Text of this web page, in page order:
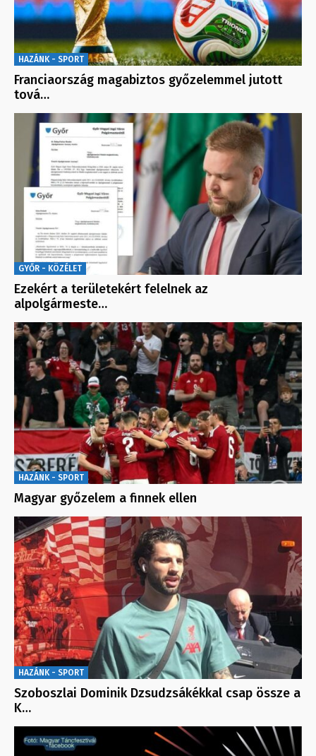
HAZÁNK - SPORT
Franciaország magabiztos győzelemmel jutott
tová…
GYŐR - KÖZÉLET
Ezekért a területekért felelnek az
alpolgármeste…
HAZÁNK - SPORT
Magyar győzelem a finnek ellen
HAZÁNK - SPORT
Szoboszlai Dominik Dzsudzsákékkal csap össze a
K…